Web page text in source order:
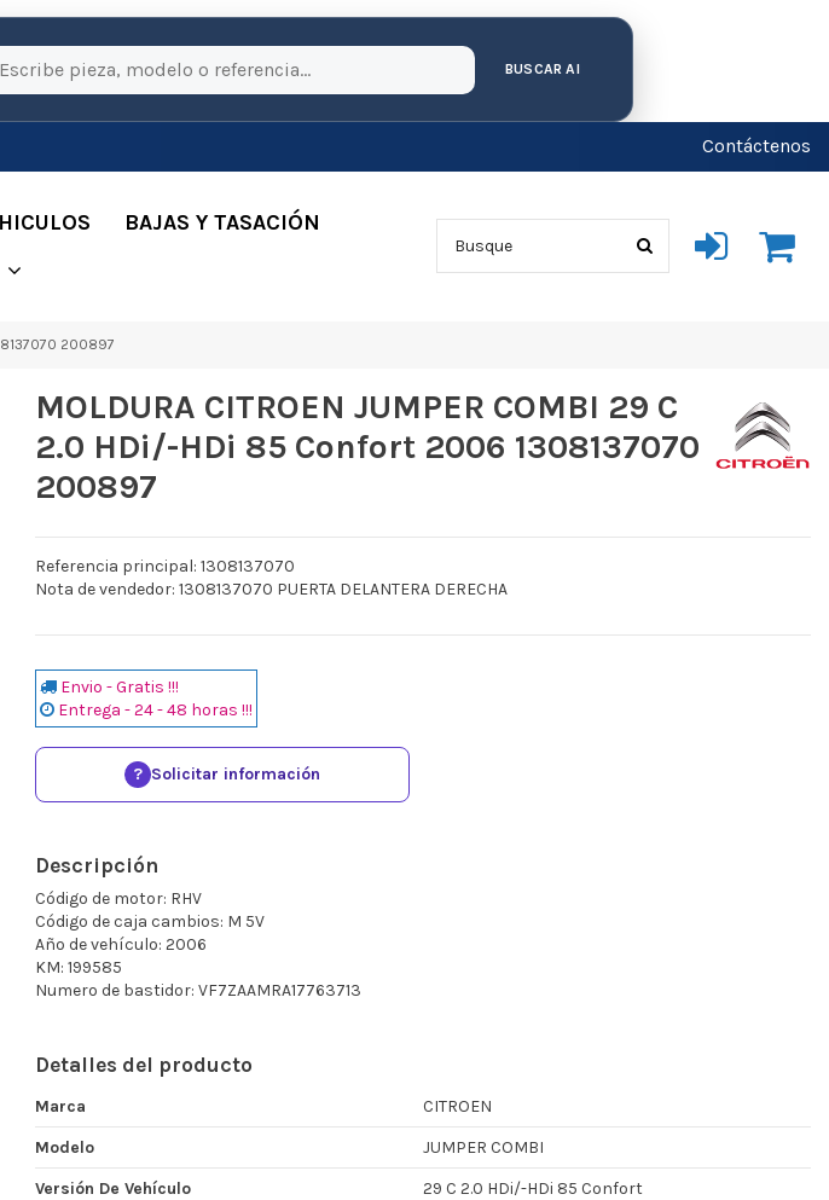
BUSCAR AI
Contáctenos
BAJAS Y TASACIÓN
200897
MOLDURA CITROEN JUMPER COMBI 29 C
2.0 HDi/-HDi 85 Confort 2006 1308137070
200897
Referencia principal: 1308137070
Nota de vendedor: 1308137070 PUERTA DELANTERA DERECHA
Envio - Gratis !!!
Entrega - 24 - 48 horas !!!
? Solicitar información
Descripción
Código de motor: RHV
Código de caja cambios: M 5V
Año de vehículo: 2006
KM: 199585
Numero de bastidor: VF7ZAAMRA17763713
Detalles del producto
Marca
CITROEN
Modelo
JUMPER COMBI
Versión De Vehículo
29 C 2.0 HDi/-HDi 85 Confort